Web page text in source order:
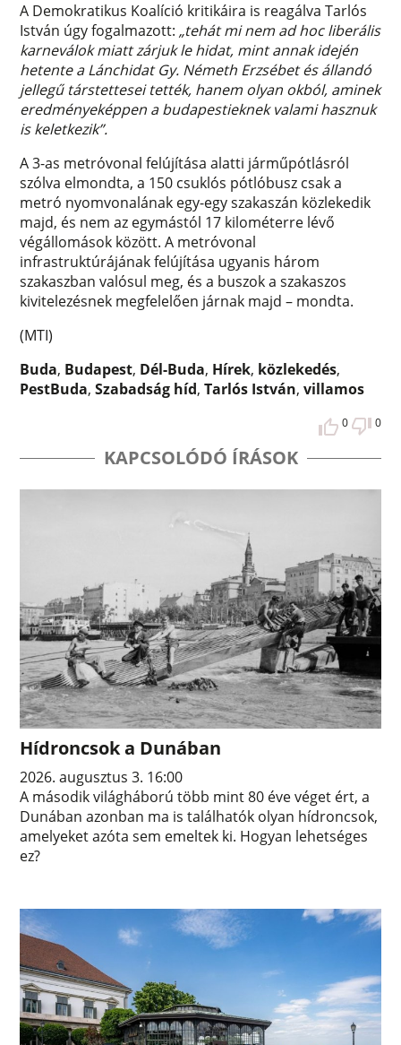
A Demokratikus Koalíció kritikáira is reagálva Tarlós
István úgy fogalmazott:„tehát mi nem ad hoc liberális
karneválok miatt zárjuk le hidat, mint annak idején
hetente a Lánchidat Gy. Németh Erzsébet és állandó
jellegű társtettesei tették, hanem olyan okból, aminek
eredményeképpen a budapestieknek valami hasznuk
is keletkezik”.
A 3-as metróvonal felújítása alatti járműpótlásról
szólva elmondta, a 150 csuklós pótlóbusz csak a
metró nyomvonalának egy-egy szakaszán közlekedik
majd, és nem az egymástól 17 kilométerre lévő
végállomások között. A metróvonal
infrastruktúrájának felújítása ugyanis három
szakaszban valósul meg, és a buszok a szakaszos
kivitelezésnek megfelelően járnak majd – mondta.
(MTI)
Buda, Budapest, Dél-Buda, Hírek, közlekedés,
PestBuda,Szabadság híd,Tarlós István,villamos
0 0
KAPCSOLÓDÓ ÍRÁSOK
Hídroncsok a Dunában
2026. augusztus 3. 16:00
A második világháború több mint 80 éve véget ért, a
Dunában azonban ma is találhatók olyan hídroncsok,
amelyeket azóta sem emeltek ki. Hogyan lehetséges
ez?